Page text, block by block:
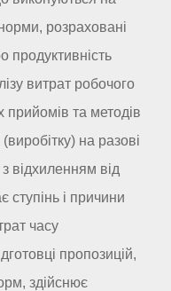
розраховані
продуктивність
витрат робочого
та методів
на разові
відхиленням від
ступінь і причини
часу
пропозицій,
здійснює